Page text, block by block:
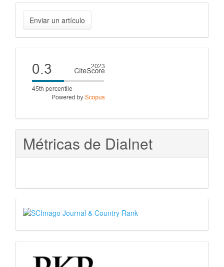
Enviar
un
artículo
Enviar un artículo
Cite
score
Métricas de Dialnet
SJR
PKP